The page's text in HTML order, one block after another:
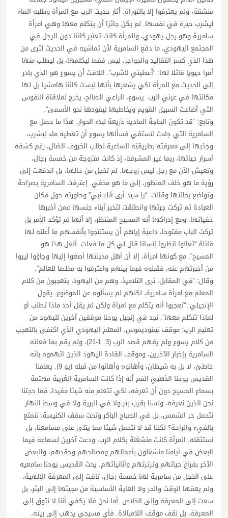
منشقة، ولم يعترفوا إلا بالتوراة. أثار حديث الرب مع المرأة وطلبه الماء
ليشرب حيرة في نفسها. لم يكن جائزا أن يتكلم معها وهي امرأة
سامرية وهو رجل يهودي، والمرأة كانت تعتبر كائنا دون الرجل في
المجتمع اليهودي، ما دفع السامرية لأن تماشيه في الحديث لترى من
هذا الذي كسر التقاليد والحواجز، ليس فقط ليكلمها، بل ليطلب منها
أمرا حيويا قائلا لها: “أعطيني لأشرب”. اللافت أن يسوع هو الذي بادر
إلى الحديث مع المرأة لكي يشعرها بأنها ليست كائنا هامشيا بل لها
مكانتها في عيني الرب. يسوع، الراعي الصالح، يخرج لملاقاة النفوس
التي أضاعت السبيل القويم ويخاطبها ليقودها نحو الأسمى”.
وتابع: “قد تكون الحاجة المادية ذريعة لبدء الحوار. هذا ما حصل مع
السامرية التي جاءت لتستقي فسألها يسوع أن تعطيه ماء ليشرب،
وجذبها إلى معرفته بطريقته الساعية لطلب الخروف الضال، رغم كشفه
أسرار حياتها، ربما غير المشرفة، إذ كانت متزوجة من خمسة رجال،
وتعيش الآن مع رجل ليس زوجها. لم تخجل من حالها، بل اندفعت إلى
رؤية ما هو خلف المنظور، إلى ما هو مخفي. إعترفت السامرية بصراحة
وتواضع بحالتها وقالت: “يا سيد أرى أنك نبي” وحاورته حول مكان
العبادة ثم تركت جرتها وانطلقت لتخبر أبناء جنسها عمن أخبرها
خفياتها. ومع إدراكها أنه المسيح المنتظر، إلا أنها لم تؤكد الأمر بل
تركت الباب مفتوحا، داعية إياهم أن يستنتجوا بأنفسهم ما أعلنه لها
قائلة “تعالوا انظروا إنسانا قال لي كل ما فعلت. ألعل هذا هو
المسيح”. مع كونها امرأة، إلا أن أهل مدينتها أصغوا إليها وجاؤوا ليروا
من أخبرتهم عنه، فقبلوه فيما بينهم واعترفوا به مخلصا للعالم”.
وقال: “في المقابل، نرى التلاميذ، وهم من اليهود، يتعجبون من كلام
المعلم مع امرأة سامرية، لكنهم لم يسألوه عن الموضوع. يقول
الإنجيلي: “تعجبوا أنه يتكلم مع امرأة ولكن لم يقل أحد ماذا تطلب أو
لماذا تتكلم معها”. نجد في إنجيل يوحنا موقفين آخرين لليهود من
تعليم الرب: موقف نيقوديموس، المعلم اليهودي الذي اكتفى بالتعجب
من كلام يسوع ولم يفهم قصد الرب (3: 1-21)، ولم يقم بما فعلته
السامرية بإخبار الآخرين، وموقف القادة اليهود الذين اتهموه بأنه
خاطئ، لا بل به شيطان، وأهانوه وأهانوا من قبله (يو 9). يعلمنا
القديس يوحنا الذهبي الفم أنه إذا كانت السامرية الغريبة مهتمة
بسماع المسيح دون أن تعرفه، لكي تتعلم منه شيئا مفيدا، فما حجتنا
نحن الذين نعرفه، ولسنا بقرب بئر ولا في البرية ولا في وسط النهار
نتحمل حر الشمس، بل في الصباح الباكر وتحت سقف الكنيسة، نتمتع
بالفيء والراحة؟ لكننا قد لا نتحمل شيئا مما يتلى على مسامعنا، بل
نستثقله. المرأة كانت منشغلة بكلام الرب، ودعت آخرين لسماعه فيما
البعض في أيامنا منشغلون بأعمالهم ومصالحهم وحقدهم، والبعض
الآخر بفراغ حياتهم وثرثرتهم وأنانياتهم. يحث القديس يوحنا سامعيه
على الخجل من سامرية لها خمسة رجال، تاقت إلى المعرفة الإلهية،
ولم يعقها الوقت والحر ولا الغاية الأساسية من مجيئها إلى البئر، بل
سعت إلى المعرفة وإلى الخلاص. أما نحن فلا يكفي أننا لا نتوق إلى
المعرفة، بل نقف موقف اللامبالاة. فأي مسيحي يذهب إلى بيته،